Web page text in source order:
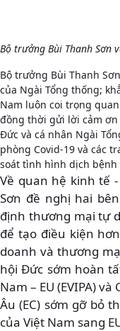
Bộ trưởng Bùi Thanh Sơn
Bộ trưởng Bùi Thanh
của Ngài Tổng thống;
Nam luôn coi trọng
đồng thời gửi lời cảm
Đức và cá nhân Ngài
phòng Covid-19 và các
soát tình hình dịch bệnh
Về quan hệ kinh tế
Sơn đề nghị hai
định thương mại tự
để tạo điều kiện
doanh và thương
hội Đức sớm hoàn
Nam – EU (EVIPA)
Âu (EC) sớm gỡ bỏ
của Việt Nam sang